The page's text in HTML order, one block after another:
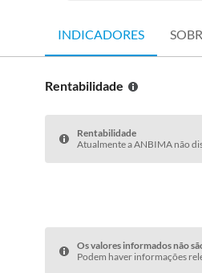
INDICADORES
Rentabilidade
Rentabilidade
Atualmente a ANBIMA não
Os valores informados não
Podem haver informações